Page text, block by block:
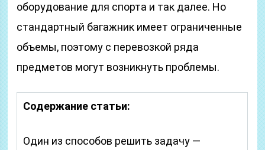
оборудование для спорта и так далее. Но
стандартный багажник имеет ограниченные
объемы, поэтому с перевозкой ряда
предметов могут возникнуть проблемы.
Содержание статьи:
Один из способов решить задачу —